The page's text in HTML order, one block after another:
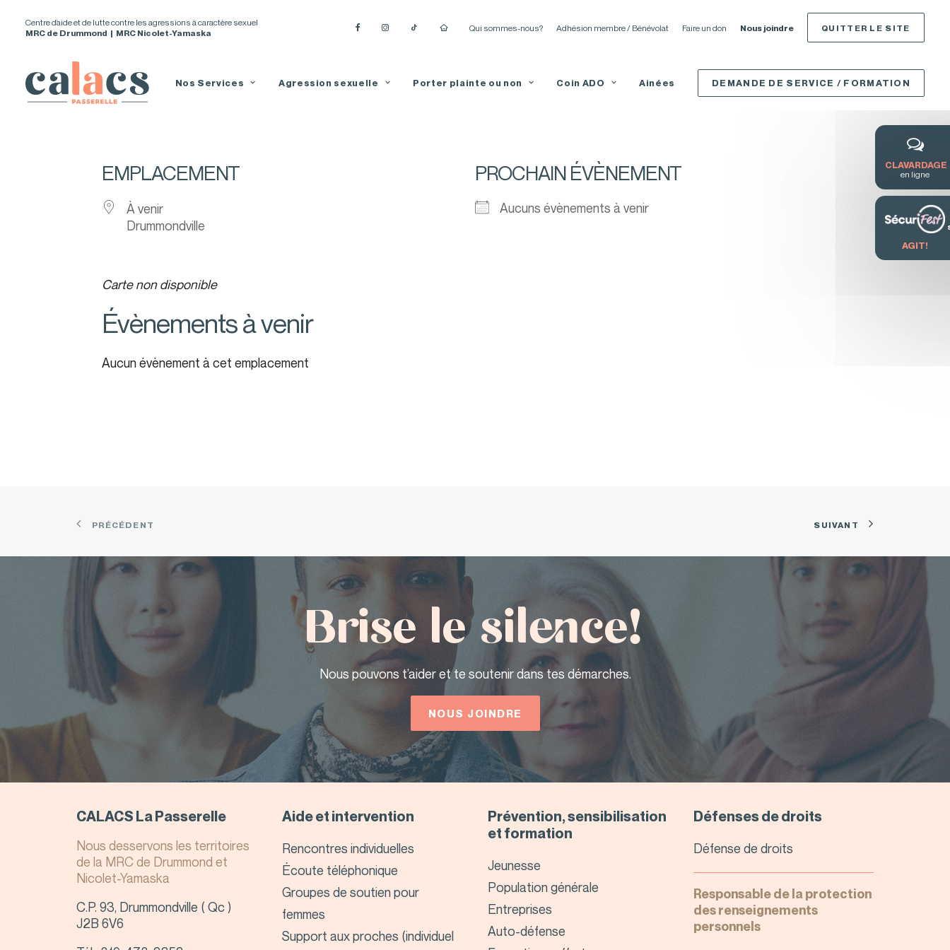
Centre d’aide et de lutte contre les agressions à caractère sexuel
MRC de Drummond | MRC Nicolet-Yamaska
Qui sommes-nous? Adhésion membre / Bénévolat Faire un don Nous joindre QUITTER LE SITE
Nos Services Agression sexuelle Porter plainte ou non Coin ADO Ainées DEMANDE DE SERVICE / FORMATION
EMPLACEMENT
À venir
Drummondville
PROCHAIN ÉVÈNEMENT
Aucuns évènements à venir
Carte non disponible
Évènements à venir
Aucun évènement à cet emplacement
PRÉCÉDENT SUIVANT
Brise le silence!
Nous pouvons t’aider et te soutenir dans tes démarches.
NOUS JOINDRE
CALACS La Passerelle
Nous desservons les territoires
de la MRC de Drummond et
Nicolet-Yamaska
C.P. 93, Drummondville ( Qc )
J2B 6V6
Aide et intervention
Rencontres individuelles
Écoute téléphonique
Groupes de soutien pour
femmes
Support aux proches (individuel
Prévention, sensibilisation
et formation
Jeunesse
Population générale
Entreprises
Auto-défense
Défenses de droits
Défense de droits
Responsable de la protection
des renseignements
personnels
CLAVARDAGE
en ligne
AGIT!